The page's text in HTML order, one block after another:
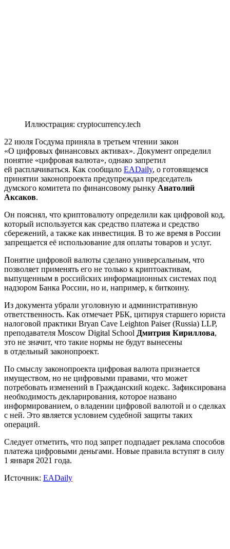
Иллюстрация: cryptocurrency.tech
22 июля Госдума приняла в третьем чтении закон
«О цифровых финансовых активах». Документ определил
понятие «цифровая валюта», однако запретил
ей расплачиваться. Как сообщало EADaily, о готовящемся
принятии законопроекта предупреждал председатель
думского комитета по финансовому рынку Анатолий
Аксаков.
Он пояснял, что криптовалюту определили как цифровой код,
который используется как средство платежа и средство
сбережений, а также как инвестиция. В то же время в России
запрещается её использование для оплаты товаров и услуг.
Понятие цифровой валюты сделано универсальным, что
позволяет применять его не только к криптоактивам,
выпущенным в российских информационных системах под
надзором Банка России, но и, например, к биткоину.
Из документа убрали уголовную и административную
ответственность. Как отмечает РБК, цитируя старшего юриста
налоговой практики Bryan Cave Leighton Paiser (Russia) LLP,
преподавателя Moscow Digital School Дмитрия Кириллова,
это не значит, что такие нормы не будут вынесены
в отдельный законопроект.
По смыслу законопроекта цифровая валюта признается
имуществом, но не цифровыми правами, что может
потребовать изменений в Гражданский кодекс. Зафиксирована
необходимость декларирования, которое названо
информированием, о владении цифровой валютой и о сделках
с ней. Это является условием судебной защиты таких
операций.
Следует отметить, что под запрет подпадает реклама способов
платежа цифровыми деньгами. Новые правила вступят в силу
1 января 2021 года.
Источник: EADaily